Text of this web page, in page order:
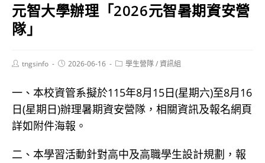
元智大學辦理「2026元智暑期資安營
隊」
Posttngsinfo
Post2026-06-16
Post學生營隊/資訊組
一、本校資管系擬於115年8月15日(星期六)至8月16
日(星期日)辦理暑期資安營隊，相關資訊及報名網頁
詳如附件海報。
二、本學習活動針對高中及高職學生設計規劃，報